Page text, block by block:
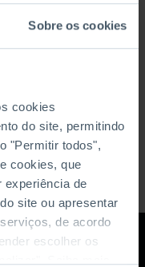
Sobre os cookies
cookies
do site, permitindo
"Permitir todos",
cookies, que
experiência de
site ou apresentar
de acordo
escolher os